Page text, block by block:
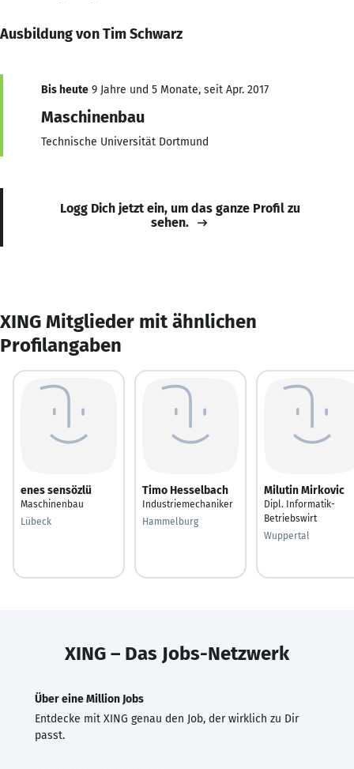
Ausbildung von Tim Schwarz
Bis heute 9 Jahre und 5 Monate, seit Apr. 2017
Maschinenbau
Technische Universität Dortmund
Logg Dich jetzt ein, um das ganze Profil zu
sehen.
XING Mitglieder mit ähnlichen
Profilangaben
enes sensözlü
Maschinenbau
Lübeck
Timo Hesselbach
Industriemechaniker
Hammelburg
Milutin Mirkovic
Dipl. Informatik-
Betriebswirt
Wuppertal
XING – Das Jobs-Netzwerk
Über eine Million Jobs
Entdecke mit XING genau den Job, der wirklich zu Dir
passt.